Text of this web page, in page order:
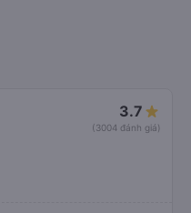
3.7
(3004 đánh giá)